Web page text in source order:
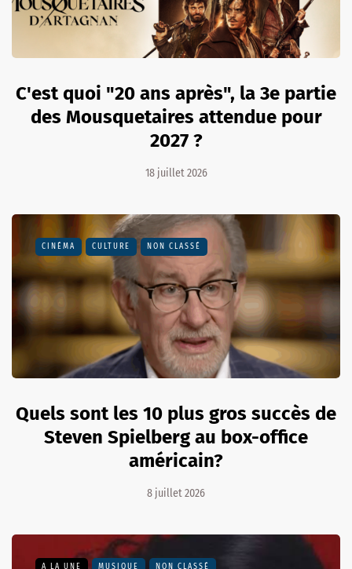
C'est quoi "20 ans après", la 3e partie
des Mousquetaires attendue pour
2027 ?
18 juillet 2026
CINÉMA CULTURE NON CLASSÉ
Quels sont les 10 plus gros succès de
Steven Spielberg au box-office
américain?
8 juillet 2026
A LA UNE MUSIQUE NON CLASSÉ